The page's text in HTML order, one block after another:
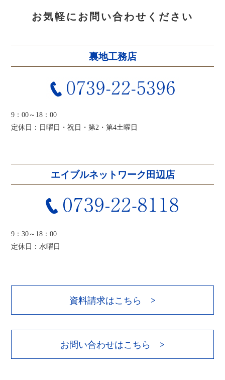
お気軽にお問い合わせください
裏地工務店
9：00～18：00
定休日：日曜日・祝日・第2・第4土曜日
エイブルネットワーク田辺店
9：30～18：00
定休日：水曜日
資料請求はこちら >
お問い合わせはこちら >